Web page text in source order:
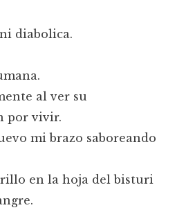
diabolica.
al ver su
por vivir.
mi brazo saboreando
en la hoja del bisturi